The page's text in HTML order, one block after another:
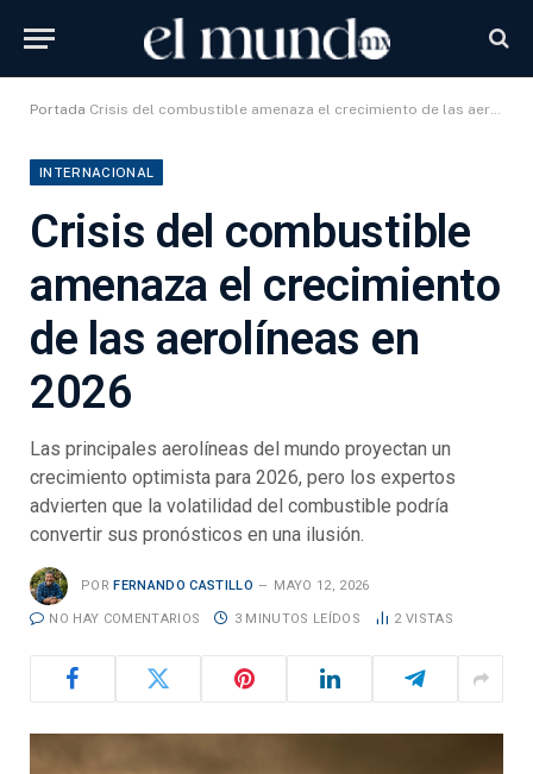
Portada Crisis del combustible amenaza el crecimiento de las aerolíneas en 2026
INTERNACIONAL
Crisis del combustible
amenaza el crecimiento
de las aerolíneas en
2026
Las principales aerolíneas del mundo proyectan un
crecimiento optimista para 2026, pero los expertos
advierten que la volatilidad del combustible podría
convertir sus pronósticos en una ilusión.
POR FERNANDO CASTILLO MAYO 12, 2026
NO HAY COMENTARIOS 3 MINUTOS LEÍDOS 2 VISTAS